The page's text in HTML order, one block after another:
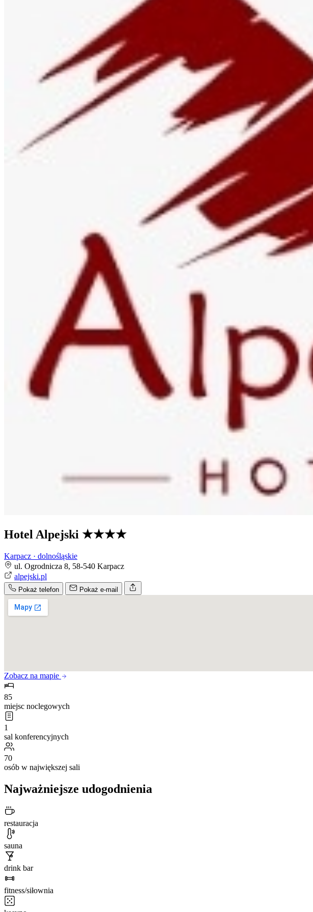
Hotel Alpejski ★★★★
Karpacz · dolnośląskie
ul. Ogrodnicza 8, 58-540 Karpacz
alpejski.pl
Pokaż telefon Pokaż e-mail
Zobacz na mapie
85
miejsc noclegowych
1
sal konferencyjnych
70
osób w największej sali
Najważniejsze udogodnienia
restauracja
sauna
drink bar
fitness/siłownia